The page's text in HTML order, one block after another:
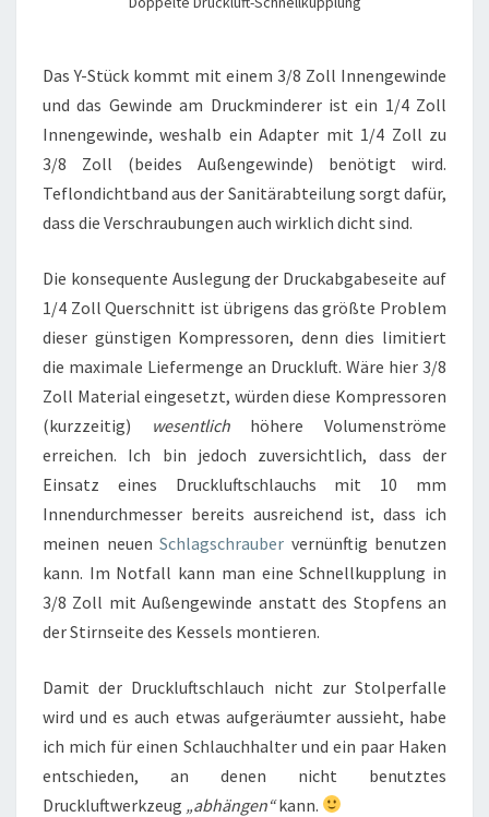
Das Y-Stück kommt mit einem 3/8 Zoll Innengewinde
und das Gewinde am Druckminderer ist ein 1/4 Zoll
Innengewinde, weshalb ein Adapter mit 1/4 Zoll zu
3/8 Zoll (beides Außengewinde) benötigt wird.
Teflondichtband aus der Sanitärabteilung sorgt dafür,
dass die Verschraubungen auch wirklich dicht sind.
Die konsequente Auslegung der Druckabgabeseite auf
1/4 Zoll Querschnitt ist übrigens das größte Problem
dieser günstigen Kompressoren, denn dies limitiert
die maximale Liefermenge an Druckluft. Wäre hier 3/8
Zoll Material eingesetzt, würden diese Kompressoren
(kurzzeitig)
wesentlichhöhere Volumenströme
erreichen. Ich bin jedoch zuversichtlich, dass der
Einsatz eines Druckluftschlauchs mit 10 mm
Innendurchmesser bereits ausreichend ist, dass ich
meinen neuen Schlagschrauber vernünftig benutzen
kann. Im Notfall kann man eine Schnellkupplung in
3/8 Zoll mit Außengewinde anstatt des Stopfens an
der Stirnseite des Kessels montieren.
Damit der Druckluftschlauch nicht zur Stolperfalle
wird und es auch etwas aufgeräumter aussieht, habe
ich mich für einen Schlauchhalter und ein paar Haken
entschieden, an denen nicht benutztes
Druckluftwerkzeug „abhängen“kann.